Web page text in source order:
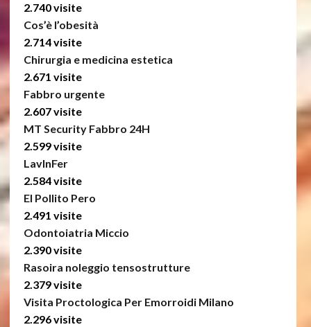
2.740 visite
Cos’è l’obesità
2.714 visite
Chirurgia e medicina estetica
2.671 visite
Fabbro urgente
2.607 visite
MT Security Fabbro 24H
2.599 visite
LavInFer
2.584 visite
El Pollito Pero
2.491 visite
Odontoiatria Miccio
2.390 visite
Rasoira noleggio tensostrutture
2.379 visite
Visita Proctologica Per Emorroidi Milano
2.296 visite